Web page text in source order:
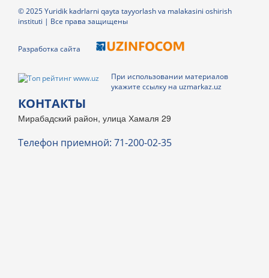
© 2025 Yuridik kadrlarni qayta tayyorlash va malakasini oshirish
instituti | Все права защищены
Разработка сайта
При использовании материалов
укажите ссылку на uzmarkaz.uz
КОНТАКТЫ
Мирабадский район, улица Хамаля 29
Телефон приемной: 71-200-02-35